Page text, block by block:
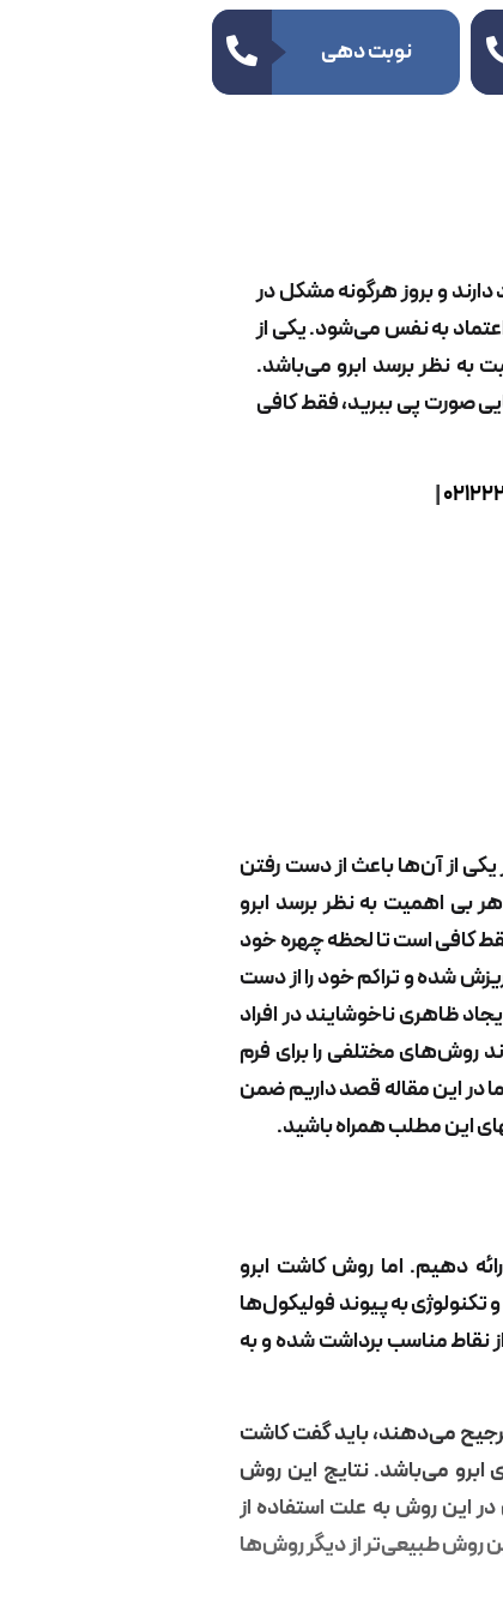
نوبت دهی
دارند و بروز هرگونه مشکل در
به نفس می‌شود. یکی از
به نظر برسد ابرو می‌باشد.
صورت پی ببرید، فقط کافی
|
یکی از آن‌ها باعث از دست رفتن
بی اهمیت به نظر برسد ابرو
کافی است تا لحظه چهره خود
شده و تراکم خود را از دست
ظاهری ناخوشایند در افراد
روش‌های مختلفی را برای فرم
در این مقاله قصد داریم ضمن
این مطلب همراه باشید.
دهیم. اما روش کاشت ابرو
به پیوند فولیکول‌ها
نقاط مناسب برداشت شده و به
می‌دهند، باید گفت کاشت
ابرو می‌باشد. نتایج این روش
این روش به علت استفاده از
روش طبیعی‌تر از دیگر روش‌ها